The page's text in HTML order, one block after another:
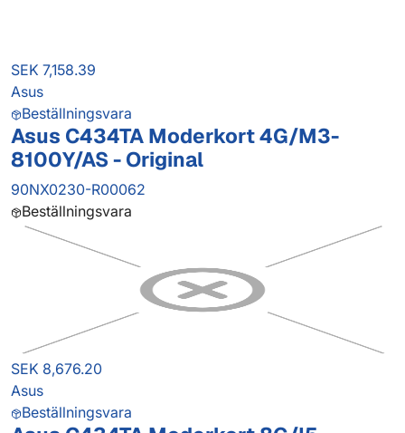
SEK 7,158.39
Asus
Beställningsvara
Asus C434TA Moderkort 4G/M3-
8100Y/AS - Original
90NX0230-R00062
Beställningsvara
SEK 8,676.20
Asus
Beställningsvara